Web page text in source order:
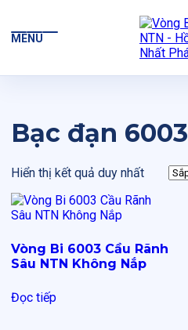
MENU
Bạc đạn 6003
Hiển thị kết quả duy nhất
Vòng Bi 6003 Cầu Rãnh
Sâu NTN Không Nắp
Đọc tiếp